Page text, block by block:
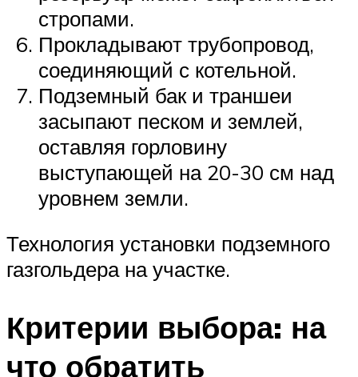
стропами.
Прокладывают трубопровод,
соединяющий с котельной.
Подземный бак и траншеи
засыпают песком и землей,
оставляя горловину
выступающей на 20-30 см над
уровнем земли.
Технология установки подземного
газгольдера на участке.
Критерии выбора: на
что обратить